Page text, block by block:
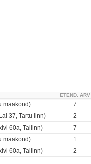
ETEND. ARV
maakond) 7
37, Tartu linn) 2
60a, Tallinn) 7
maakond) 1
60a, Tallinn) 2